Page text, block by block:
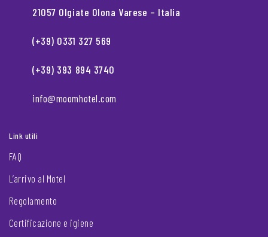
21057 Olgiate Olona Varese – Italia
(+39) 0331 327 569
(+39) 393 894 3740
info@moomhotel.com
Link utili
FAQ
L’arrivo al Motel
Regolamento
Certificazione e igiene